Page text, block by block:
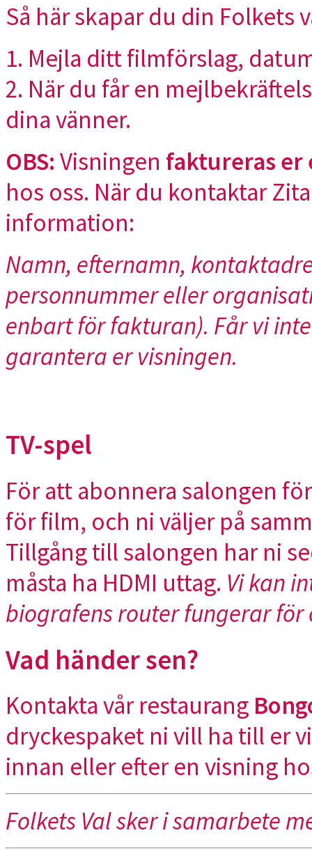
Så här skapar du din Folkets
1. Mejla ditt filmförslag,
2. När du får en
dina vänner.
OBS: Visningen faktureras er
hos oss. När du kontaktar
information:
Namn, efternamn,
personnummer eller
enbart för fakturan). Får vi
garantera er visningen.
TV-spel
För att abonnera salongen
för film, och ni väljer på
Tillgång till salongen har ni
måsta ha HDMI uttag. Vi kan
biografens router fungerar
Vad händer sen?
Kontakta vår restaurang
dryckespaket ni vill ha till er
innan eller efter en visning
Folkets Val sker i samarbete